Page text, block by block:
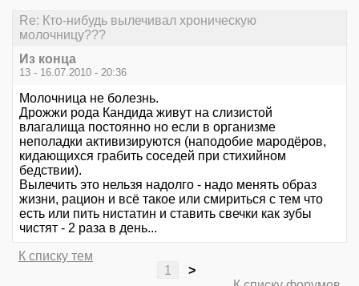
Re: Кто-нибудь вылечивал хроническую
молочницу???
Из конца
13 - 16.07.2010 - 20:36
Молочница не болезнь.
Дрожжи рода Кандида живут на слизистой
влагалища постоянно но если в организме
неполадки активизируются (наподобие мародёров,
кидающихся грабить соседей при стихийном
бедствии).
Вылечить это нельзя надолго - надо менять образ
жизни, рацион и всё такое или смириться с тем что
есть или пить нистатин и ставить свечки как зубы
чистят - 2 раза в день...
К списку тем
1
>